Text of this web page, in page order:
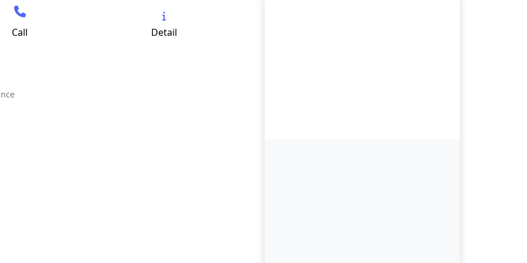
Call Detail